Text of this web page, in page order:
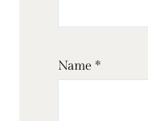
Name *